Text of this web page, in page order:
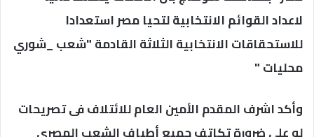
لاعداد القوائم الانتخابية لتحيا مصر استعدادا
للاستحقاقات الانتخابية الثلاثة القادمة "شعب _شوري
محليات "
وأكد اشرف المقدم الأمين العام للائتلاف فى تصريحات